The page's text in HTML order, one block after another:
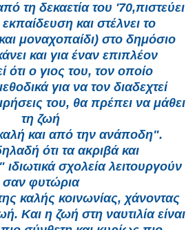
τη δεκαετία του '70,πιστεύει
και στέλνει το
μοναχοπαίδι) στο δημόσιο
και για έναν επιπλέον
ότι ο γιος του, τον οποίο
για να τον διαδεχτεί
του, θα πρέπει να μάθει
τη ζωή
και από την ανάποδη".
ότι τα ακριβά και
σχολεία λειτουργούν
σαν φυτώρια
καλής κοινωνίας, χάνοντας
Και η ζωή στη ναυτιλία είναι